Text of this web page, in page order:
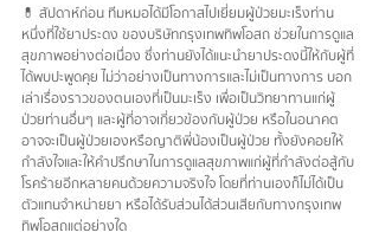
💊 สัปดาห์ก่อน ทีมหมอได้มีโอกาสไปเยี่ยมผู้ป่วยมะเร็งท่าน
หนึ่งที่ใช้ยาประดง ของบริษัทกรุงเทพทิพโอสถ ช่วยในการดูแล
สุขภาพอย่างต่อเนื่อง ซึ่งท่านยังได้แนะนำยาประดงนี้ให้กับผู้ที่
ได้พบปะพูดคุย ไม่ว่าอย่างเป็นทางการและไม่เป็นทางการ บอก
เล่าเรื่องราวของตนเองที่เป็นมะเร็ง เพื่อเป็นวิทยาทานแก่ผู้
ป่วยท่านอื่นๆ และผู้ที่อาจเกี่ยวข้องกับผู้ป่วย หรือในอนาคต
อาจจะเป็นผู้ป่วยเองหรือญาติพี่น้องเป็นผู้ป่วย ทั้งยังคอยให้
กำลังใจและให้คำปรึกษาในการดูแลสุขภาพแก่ผู้ที่กำลังต่อสู้กับ
โรคร้ายอีกหลายคนด้วยความจริงใจ โดยที่ท่านเองก็ไม่ได้เป็น
ตัวแทนจำหน่ายยา หรือได้รับส่วนได้ส่วนเสียกับทางกรุงเทพ
ทิพโอสถแต่อย่างใด